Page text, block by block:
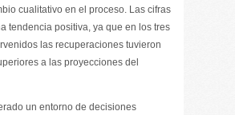
cualitativo en el proceso. Las cifras
tendencia positiva, ya que en los tres
las recuperaciones tuvieron
a las proyecciones del
un entorno de decisiones